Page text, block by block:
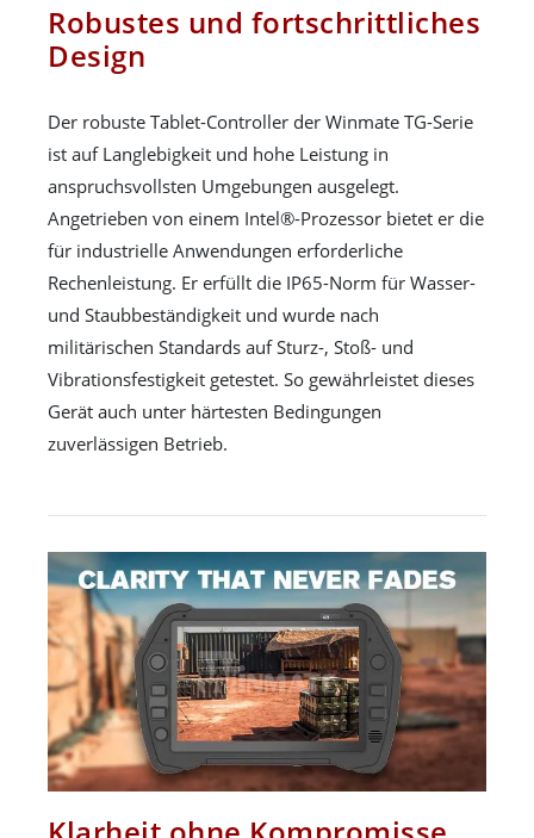
Robustes und fortschrittliches
Design
Der robuste Tablet-Controller der Winmate TG-Serie
ist auf Langlebigkeit und hohe Leistung in
anspruchsvollsten Umgebungen ausgelegt.
Angetrieben von einem Intel®-Prozessor bietet er die
für industrielle Anwendungen erforderliche
Rechenleistung. Er erfüllt die IP65-Norm für Wasser-
und Staubbeständigkeit und wurde nach
militärischen Standards auf Sturz-, Stoß- und
Vibrationsfestigkeit getestet. So gewährleistet dieses
Gerät auch unter härtesten Bedingungen
zuverlässigen Betrieb.